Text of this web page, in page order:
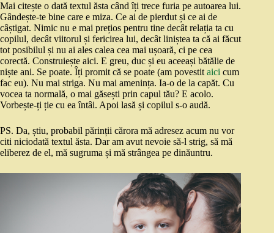
Mai citește o dată textul ăsta când îți trece furia pe autoarea lui.
Gândește-te bine care e miza. Ce ai de pierdut și ce ai de
câștigat. Nimic nu e mai prețios pentru tine decât relația ta cu
copilul, decât viitorul și fericirea lui, decât liniștea ta că ai făcut
tot posibilul și nu ai ales calea cea mai ușoară, ci pe cea
corectă. Construiește aici. E greu, duc și eu aceeași bătălie de
niște ani. Se poate. Îți promit că se poate (am povestit aici cum
fac eu). Nu mai striga. Nu mai amenința. Ia-o de la capăt. Cu
vocea ta normală, o mai găsești prin capul tău? E acolo.
Vorbește-ți ție cu ea întâi. Apoi lasă și copilul s-o audă.
PS. Da, știu, probabil părinții cărora mă adresez acum nu vor
citi niciodată textul ăsta. Dar am avut nevoie să-l strig, să mă
eliberez de el, mă sugruma și mă strângea pe dinăuntru.